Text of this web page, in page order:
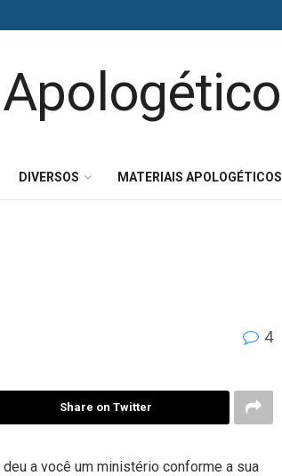
DIVERSOS MATERIAIS APOLOGÉTICOS
4
Share on Twitter
a você um ministério conforme a sua